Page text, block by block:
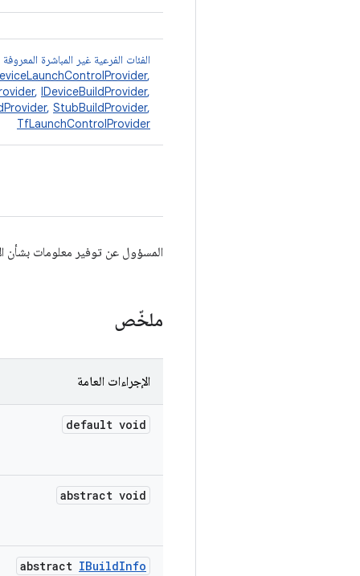
الفئات الفرعية غير المباشرة المعروفة
,
, IDeviceBuildProvider,
, StubBuildProvider,
TfLaunchControlProvider
المسؤول عن توفير معلومات بشأن
ملخّص
الإجراءات العامة
default void
abstract void
abstract IBuildInfo